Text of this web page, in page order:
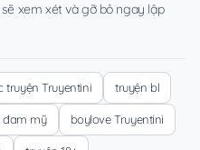
xem xét và gỡ bỏ ngay lập
truyện Truyentini truyện bl
đam mỹ boylove Truyentini